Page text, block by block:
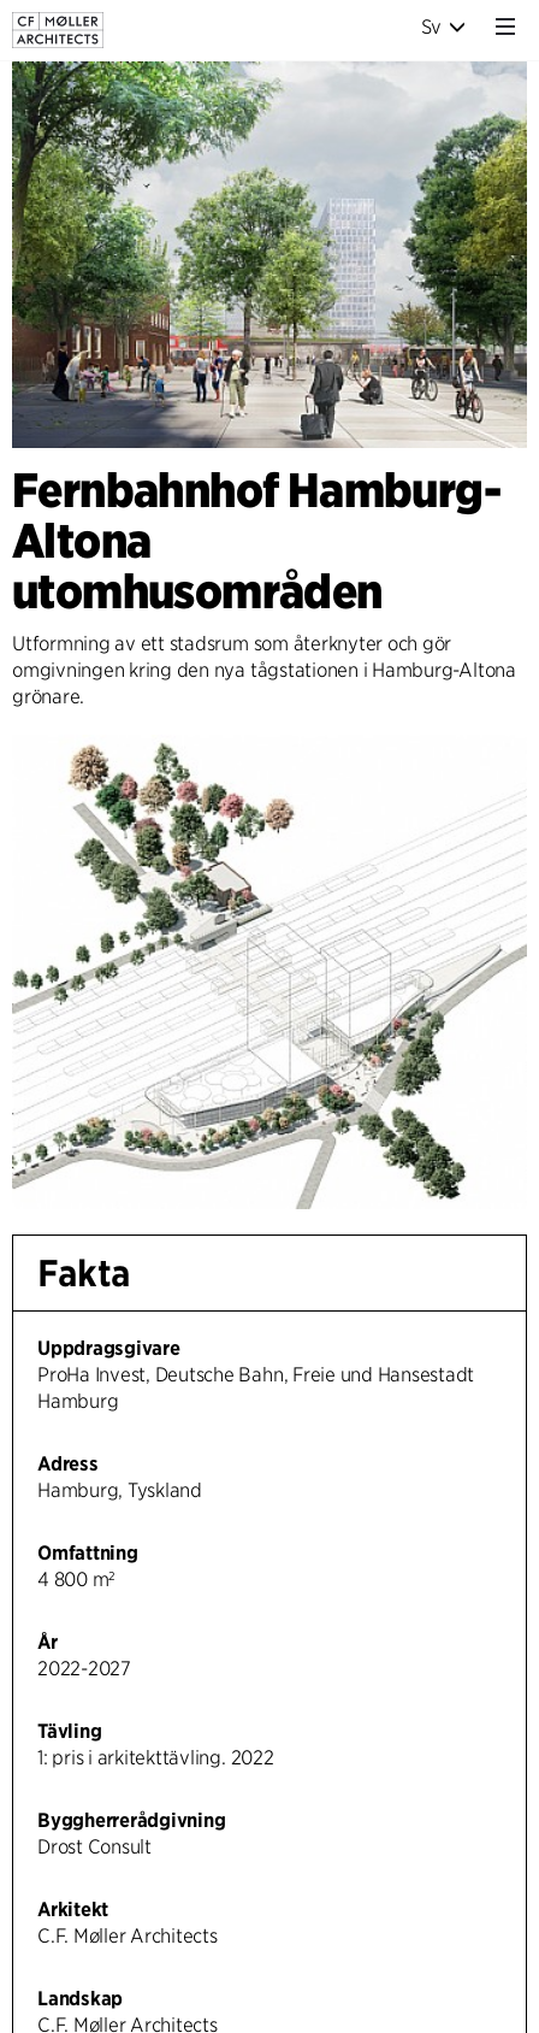
Sv
Fernbahnhof Hamburg-
Altona
utomhusområden
Utformning av ett stadsrum som återknyter och gör
omgivningen kring den nya tågstationen i Hamburg-Altona
grönare.
Fakta
Uppdragsgivare
ProHa Invest, Deutsche Bahn, Freie und Hansestadt
Hamburg
Adress
Hamburg, Tyskland
Omfattning
4 800 m²
År
2022-2027
Tävling
1: pris i arkitekttävling. 2022
Byggherrerådgivning
Drost Consult
Arkitekt
C.F. Møller Architects
Landskap
C.F. Møller Architects